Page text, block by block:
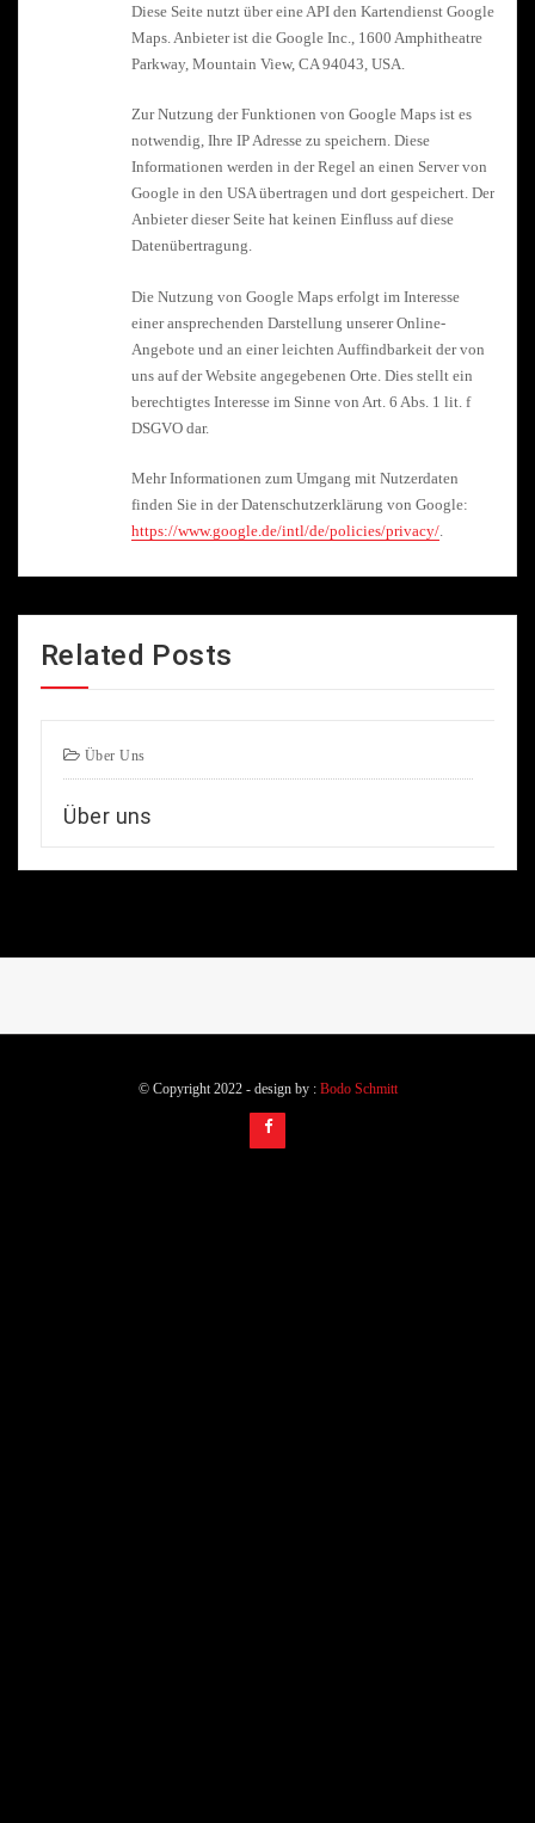
Diese Seite nutzt über eine API den Kartendienst Google
Maps. Anbieter ist die Google Inc., 1600 Amphitheatre
Parkway, Mountain View, CA 94043, USA.
Zur Nutzung der Funktionen von Google Maps ist es
notwendig, Ihre IP Adresse zu speichern. Diese
Informationen werden in der Regel an einen Server von
Google in den USA übertragen und dort gespeichert. Der
Anbieter dieser Seite hat keinen Einfluss auf diese
Datenübertragung.
Die Nutzung von Google Maps erfolgt im Interesse
einer ansprechenden Darstellung unserer Online-
Angebote und an einer leichten Auffindbarkeit der von
uns auf der Website angegebenen Orte. Dies stellt ein
berechtigtes Interesse im Sinne von Art. 6 Abs. 1 lit. f
DSGVO dar.
Mehr Informationen zum Umgang mit Nutzerdaten
finden Sie in der Datenschutzerklärung von Google:
https://www.google.de/intl/de/policies/privacy/
Related Posts
Über Uns
Über uns
© Copyright 2022 - design by : Bodo Schmitt